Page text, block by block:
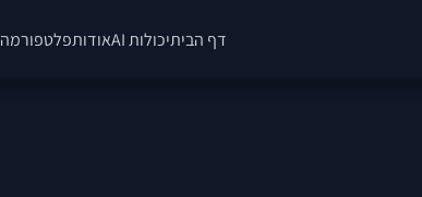
דף הביתיכולות AI אודותפלטפורמה